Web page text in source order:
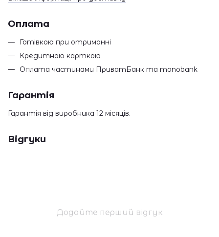
Оплата
Готівкою при отриманні
Кредитною карткою
Оплата частинами ПриватБанк та monobank
Гарантія
Гарантія від виробника 12 місяців.
Відгуки
Додайте перший відгук